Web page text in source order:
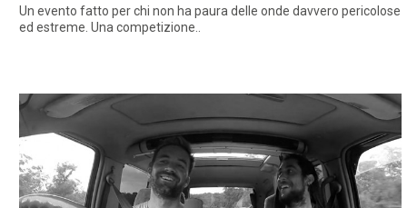
Un evento fatto per chi non ha paura delle onde davvero pericolose
ed estreme. Una competizione..